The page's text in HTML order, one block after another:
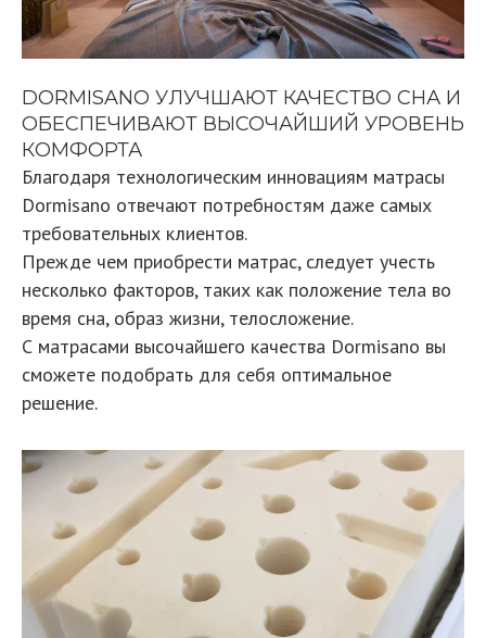
DORMISANO УЛУЧШАЮТ КАЧЕСТВО СНА И
ОБЕСПЕЧИВАЮТ ВЫСОЧАЙШИЙ УРОВЕНЬ
КОМФОРТА
Благодаря технологическим инновациям матрасы
Dormisano отвечают потребностям даже самых
требовательных клиентов.
Прежде чем приобрести матрас, следует учесть
несколько факторов, таких как положение тела во
время сна, образ жизни, телосложение.
С матрасами высочайшего качества Dormisano вы
сможете подобрать для себя оптимальное
решение.